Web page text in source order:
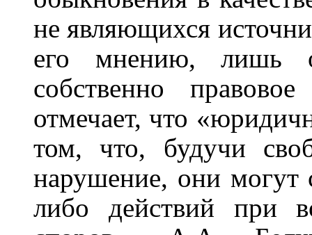
не являющихся
его мнению, лишь
собственно
отмечает, что
том, что, будучи
нарушение, они могут
либо действий при